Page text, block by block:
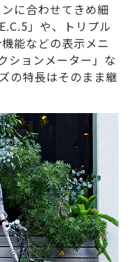
に合わせてきめ細
」や、トリプル
能などの表示メニ
ションメーター」な
の特長はそのまま継